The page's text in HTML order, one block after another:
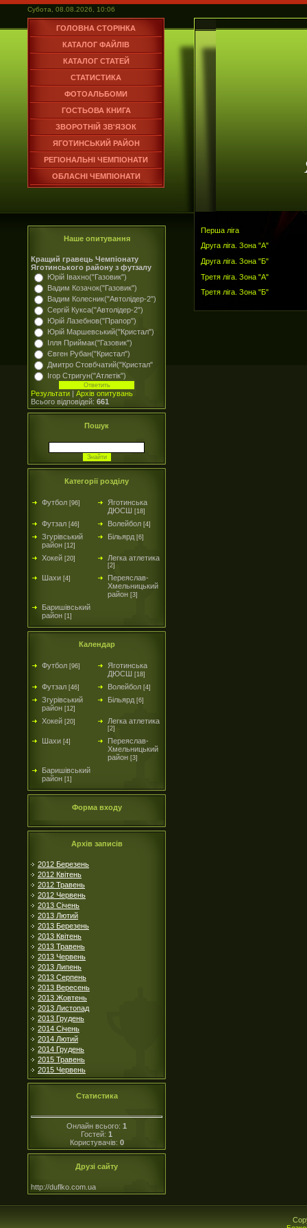
Субота, 08.08.2026, 10:06
ГОЛОВНА СТОРІНКА
КАТАЛОГ ФАЙЛІВ
КАТАЛОГ СТАТЕЙ
СТАТИСТИКА
ФОТОАЛЬБОМИ
ГОСТЬОВА КНИГА
ЗВОРОТНІЙ ЗВ'ЯЗОК
ЯГОТИНСЬКИЙ РАЙОН
РЕГІОНАЛЬНІ ЧЕМПІОНАТИ
ОБЛАСНІ ЧЕМПІОНАТИ
Наше опитування
Кращий гравець Чемпіонату
Яготинського району з футзалу
Юрій Івахно("Газовик")
Вадим Козачок("Газовик")
Вадим Колесник("Автолідер-2")
Сергій Кукса("Автолідер-2")
Юрій Лазебнов("Прапор")
Юрій Маршевський("Кристал")
Ілля Приймак("Газовик")
Євген Рубан("Кристал")
Дмитро Стовбчатий("Кристал"
Ігор Стригун("Атлетік")
Результати | Архів опитувань
Всього відповідей: 661
Пошук
Категорії розділу
Футбол [96]
Яготинська
ДЮСШ [18]
Футзал [46] Волейбол [4]
Згурівський
район [12]
Більярд [6]
Хокей [20] Легка атлетика
[2]
Шахи [4]
Переяслав-
Хмельницький
район [3]
Баришівський
район [1]
Календар
Футбол [96]
Яготинська
ДЮСШ [18]
Футзал [46] Волейбол [4]
Згурівський
район [12]
Більярд [6]
Хокей [20] Легка атлетика
[2]
Шахи [4]
Переяслав-
Хмельницький
район [3]
Баришівський
район [1]
Форма входу
Архів записів
2012 Березень
2012 Квітень
2012 Травень
2012 Червень
2013 Січень
2013 Лютий
2013 Березень
2013 Квітень
2013 Травень
2013 Червень
2013 Липень
2013 Серпень
2013 Вересень
2013 Жовтень
2013 Листопад
2013 Грудень
2014 Січень
2014 Лютий
2014 Грудень
2015 Травень
2015 Червень
Статистика
Онлайн всього: 1
Гостей: 1
Користувачів: 0
Друзі сайту
http://duflko.com.ua
Перша ліга
Друга ліга. Зона "А"
Друга ліга. Зона "Б"
Третя ліга. Зона "А"
Третя ліга. Зона "Б"